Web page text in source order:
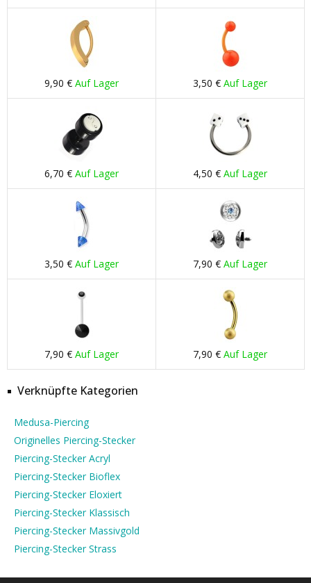
9,90 € Auf Lager 3,50 € Auf Lager
6,70 € Auf Lager 4,50 € Auf Lager
3,50 € Auf Lager 7,90 € Auf Lager
7,90 € Auf Lager 7,90 € Auf Lager
Verknüpfte Kategorien
Medusa-Piercing
Originelles Piercing-Stecker
Piercing-Stecker Acryl
Piercing-Stecker Bioflex
Piercing-Stecker Eloxiert
Piercing-Stecker Klassisch
Piercing-Stecker Massivgold
Piercing-Stecker Strass